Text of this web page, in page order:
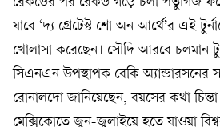
যাবে ‘দ্য গ্রেটেস্ট শো অন আর্থে’র এই
খোলাসা করেছেন। সৌদি আরবে চলমান
সিএনএন উপস্থাপক বেকি অ্যান্ডারসনের
রোনালদো জানিয়েছেন, বয়সের কথা চিন্তা
মেক্সিকোতে জুন-জুলাইয়ে হতে যাওয়া